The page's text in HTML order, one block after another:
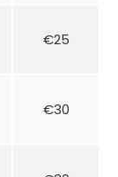
€25
€30